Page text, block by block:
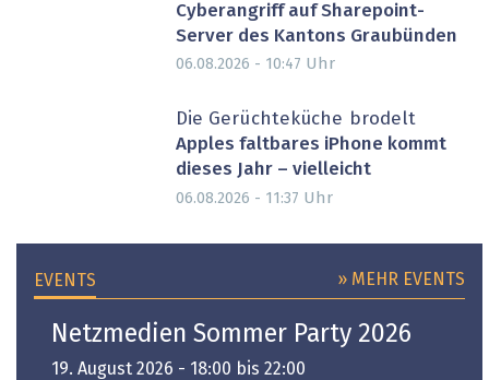
Cyberangriff auf Sharepoint-
Server des Kantons Graubünden
06.08.2026 - 10:47 Uhr
Die Gerüchteküche brodelt
Apples faltbares iPhone kommt
dieses Jahr – vielleicht
06.08.2026 - 11:37 Uhr
EVENTS » MEHR EVENTS
Netzmedien Sommer Party 2026
19. August 2026 - 18:00 bis 22:00